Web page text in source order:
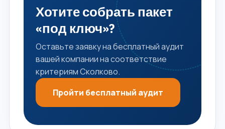
Хотите собрать пакет
«под ключ»?
Оставьте заявку на бесплатный аудит
вашей компании на соответствие
критериям Сколково.
Пройти бесплатный аудит